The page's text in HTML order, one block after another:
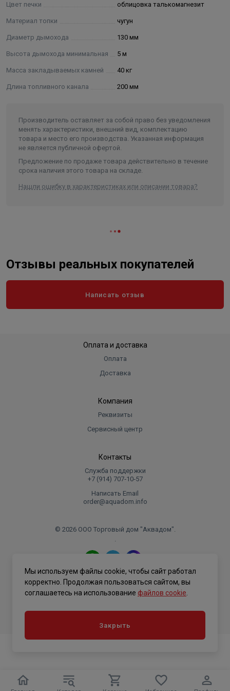
Цвет печки облицовка талькомагнезит
Материал топки чугун
Диаметр дымохода 130 мм
Высота дымохода минимальная 5 м
Масса закладываемых камней 40 кг
Длина топливного канала 200 мм
Производитель оставляет за собой право без уведомления
менять характеристики, внешний вид, комплектацию
товара и место его производства. Указанная информация
не является публичной офертой.
Предложение по продаже товара действительно в течение
срока наличия этого товара на складе.
Нашли ошибку в характеристиках или описании товара?
Отзывы реальных покупателей
Написать отзыв
Оплата и доставка
Оплата
Доставка
Компания
Реквизиты
Сервисный центр
Контакты
Служба поддержки
+7 (914) 707‑10‑57
Написать Email
order@aquadom.info
© 2026 ООО Торговый дом "Аквадом".
.
Политика конфиденциальности
Мы используем файлы cookie, чтобы сайт работал
корректно. Продолжая пользоваться сайтом, вы
соглашаетесь на использование файлов cookie
Закрыть